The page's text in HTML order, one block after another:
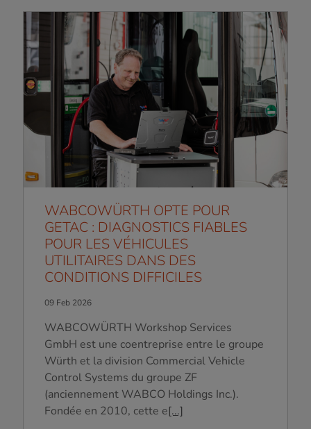
WABCOWÜRTH OPTE POUR
GETAC : DIAGNOSTICS FIABLES
POUR LES VÉHICULES
UTILITAIRES DANS DES
CONDITIONS DIFFICILES
09 Feb 2026
WABCOWÜRTH Workshop Services
GmbH est une coentreprise entre le groupe
Würth et la division Commercial Vehicle
Control Systems du groupe ZF
(anciennement WABCO Holdings Inc.).
Fondée en 2010, cette e[...]